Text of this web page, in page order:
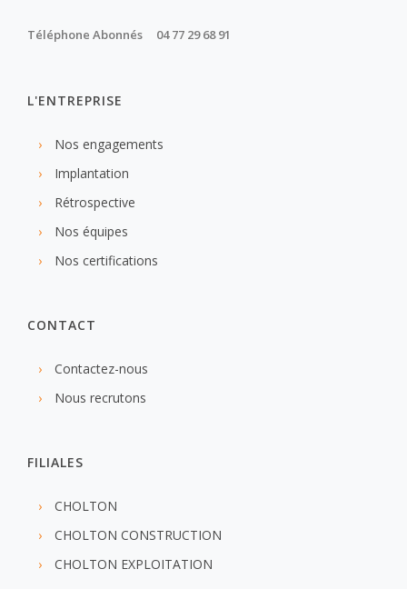
Téléphone Abonnés 04 77 29 68 91
L'ENTREPRISE
Nos engagements
Implantation
Rétrospective
Nos équipes
Nos certifications
CONTACT
Contactez-nous
Nous recrutons
FILIALES
CHOLTON
CHOLTON CONSTRUCTION
CHOLTON EXPLOITATION